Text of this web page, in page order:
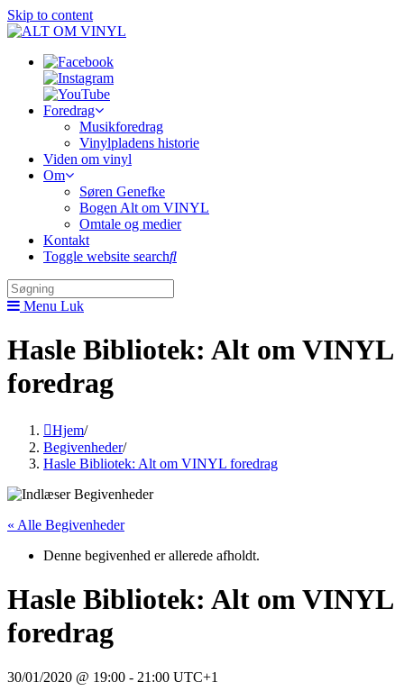
Skip to content
Foredrag
Musikforedrag
Vinylpladens historie
Viden om vinyl
Om
Søren Genefke
Bogen Alt om VINYL
Omtale og medier
Kontakt
Toggle website search
Menu Luk
Hasle Bibliotek: Alt om VINYL
foredrag
Hjem/
Begivenheder/
Hasle Bibliotek: Alt om VINYL foredrag
« Alle Begivenheder
Denne begivenhed er allerede afholdt.
Hasle Bibliotek: Alt om VINYL
foredrag
30/01/2020 @ 19:00 - 21:00 UTC+1